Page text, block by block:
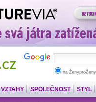
na
SPOLEČNOST STYL